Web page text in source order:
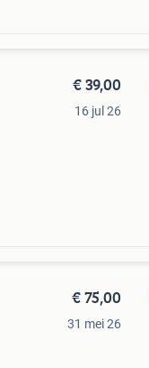
€ 39,00
16 jul 26
€ 75,00
31 mei 26